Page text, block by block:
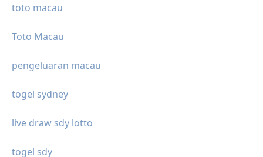
toto macau
Toto Macau
pengeluaran macau
togel sydney
live draw sdy lotto
togel sdy